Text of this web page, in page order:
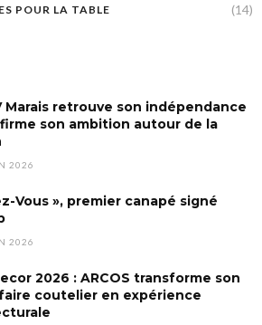
POUR LA TABLE (14)
Marais retrouve son indépendance
son ambition autour de la
2026
Vous », premier canapé signé
2026
2026 : ARCOS transforme son
coutelier en expérience